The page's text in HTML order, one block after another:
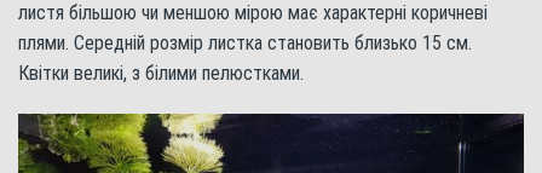
листя більшою чи меншою мірою має характерні коричневі
плями. Середній розмір листка становить близько 15 см.
Квітки великі, з білими пелюстками.